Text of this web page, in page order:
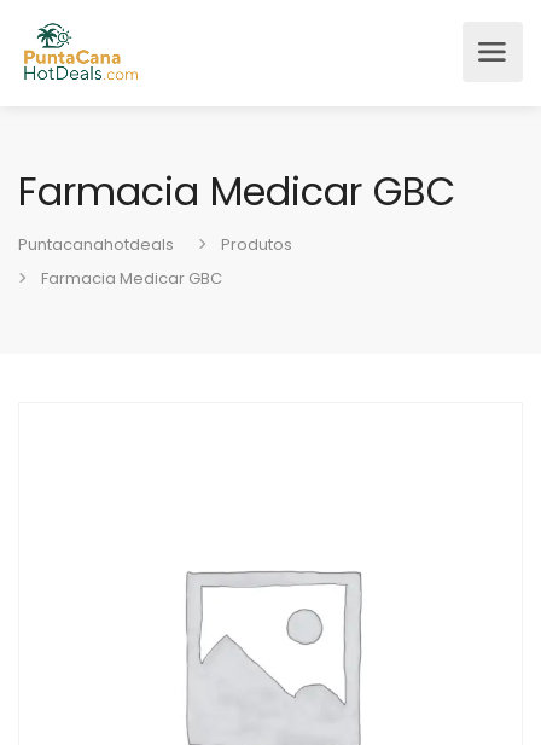
Farmacia Medicar GBC
Puntacanahotdeals
Produtos
Farmacia Medicar GBC